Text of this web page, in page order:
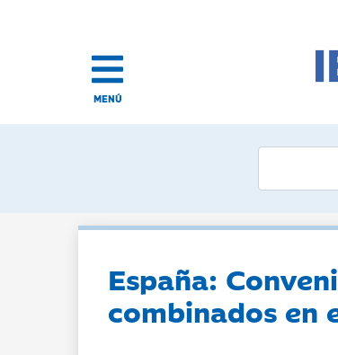
MENÚ
España:
combinados en